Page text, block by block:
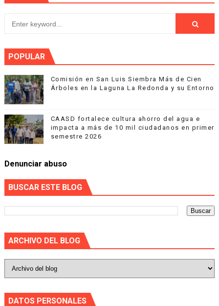
POPULAR
Comisión en San Luis Siembra Más de Cien
Árboles en la Laguna La Redonda y su Entorno
CAASD fortalece cultura ahorro del agua e
impacta a más de 10 mil ciudadanos en primer
semestre 2026
Denunciar abuso
BUSCAR ESTE BLOG
ARCHIVO DEL BLOG
DATOS PERSONALES